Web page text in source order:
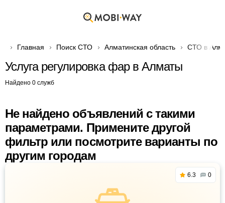
Главная Поиск СТО Алматинская область СТО в
Услуга регулировка фар в Алматы
Найдено 0 служб
Не найдено объявлений с такими
параметрами. Примените другой
фильтр или посмотрите варианты по
другим городам
6.3 0